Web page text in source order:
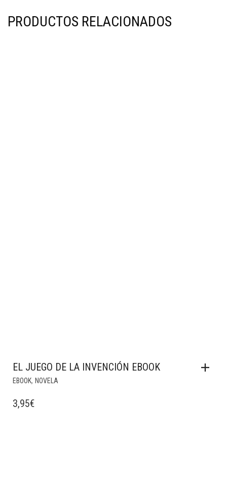
PRODUCTOS RELACIONADOS
EL JUEGO DE LA INVENCIÓN EBOOK
EBOOK, NOVELA
3,95€